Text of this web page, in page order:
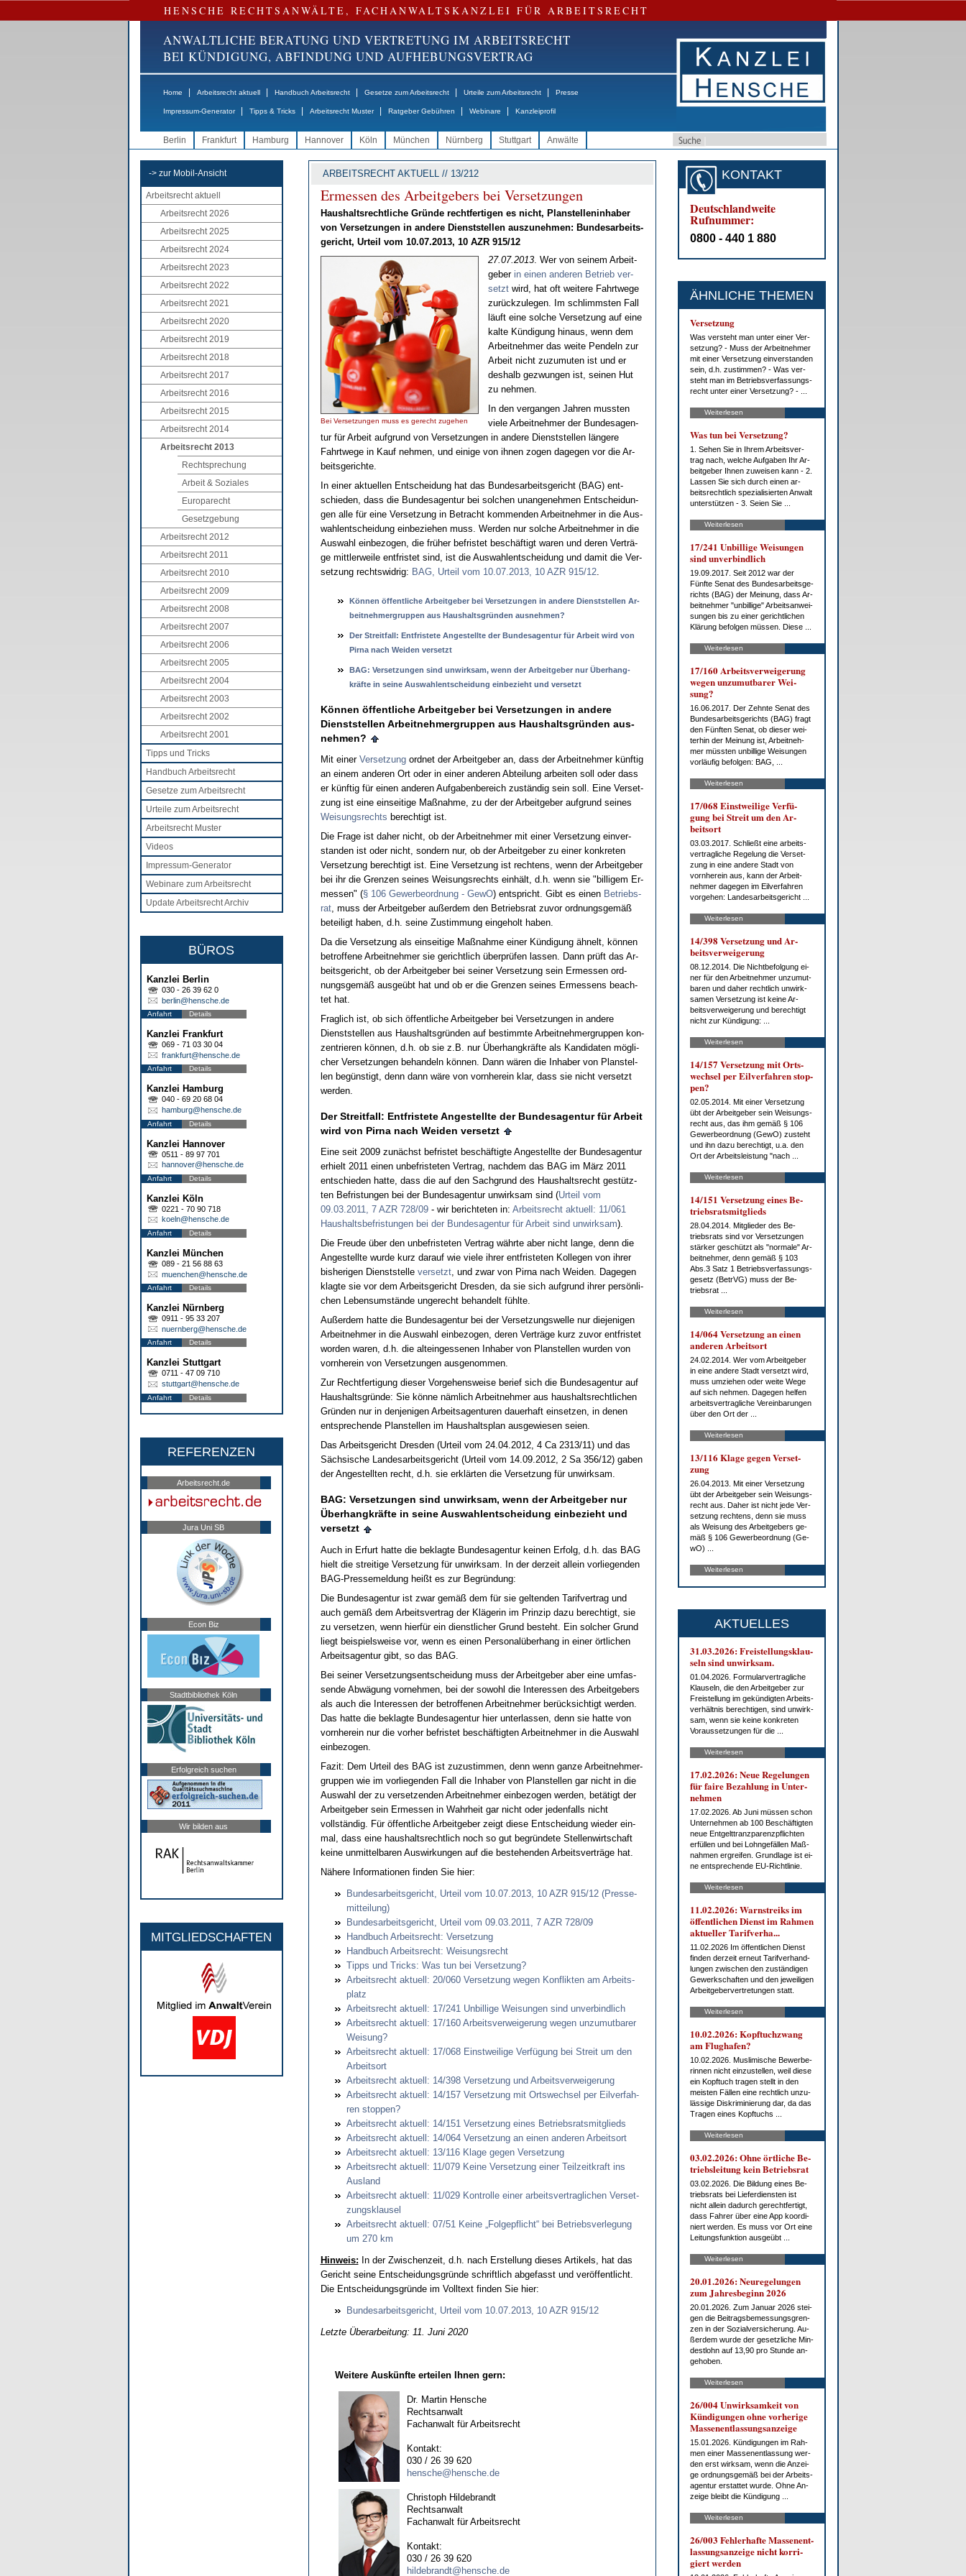
HENSCHE RECHTSANWÄLTE, FACHANWALTSKANZLEI FÜR ARBEITSRECHT
ANWALTLICHE BERATUNG UND VERTRETUNG IM ARBEITSRECHT
BEI KÜNDIGUNG, ABFINDUNG UND AUFHEBUNGSVERTRAG
Home Arbeitsrecht aktuell Handbuch Arbeitsrecht Gesetze zum Arbeitsrecht Urteile zum Arbeitsrecht Presse
Impressum-Generator Tipps & Tricks Arbeitsrecht Muster Ratgeber Gebühren Webinare Kanzleiprofil
Berlin Frankfurt Hamburg Hannover Köln München Nürnberg Stuttgart Anwälte
-> zur Mobil-Ansicht
Arbeitsrecht aktuell
Arbeitsrecht 2026
Arbeitsrecht 2025
Arbeitsrecht 2024
Arbeitsrecht 2023
Arbeitsrecht 2022
Arbeitsrecht 2021
Arbeitsrecht 2020
Arbeitsrecht 2019
Arbeitsrecht 2018
Arbeitsrecht 2017
Arbeitsrecht 2016
Arbeitsrecht 2015
Arbeitsrecht 2014
Arbeitsrecht 2013
Rechtsprechung
Arbeit & Soziales
Europarecht
Gesetzgebung
Arbeitsrecht 2012
Arbeitsrecht 2011
Arbeitsrecht 2010
Arbeitsrecht 2009
Arbeitsrecht 2008
Arbeitsrecht 2007
Arbeitsrecht 2006
Arbeitsrecht 2005
Arbeitsrecht 2004
Arbeitsrecht 2003
Arbeitsrecht 2002
Arbeitsrecht 2001
Tipps und Tricks
Handbuch Arbeitsrecht
Gesetze zum Arbeitsrecht
Urteile zum Arbeitsrecht
Arbeitsrecht Muster
Videos
Impressum-Generator
Webinare zum Arbeitsrecht
Update Arbeitsrecht Archiv
BÜROS
Kanzlei Berlin
030 - 26 39 62 0
berlin@hensche.de
Anfahrt Details
Kanzlei Frankfurt
069 - 71 03 30 04
frankfurt@hensche.de
Anfahrt Details
Kanzlei Hamburg
040 - 69 20 68 04
hamburg@hensche.de
Anfahrt Details
Kanzlei Hannover
0511 - 89 97 701
hannover@hensche.de
Anfahrt Details
Kanzlei Köln
0221 - 70 90 718
koeln@hensche.de
Anfahrt Details
Kanzlei München
089 - 21 56 88 63
muenchen@hensche.de
Anfahrt Details
Kanzlei Nürnberg
0911 - 95 33 207
nuernberg@hensche.de
Anfahrt Details
Kanzlei Stuttgart
0711 - 47 09 710
stuttgart@hensche.de
Anfahrt Details
REFERENZEN
Arbeitsrecht.de
Jura Uni SB
Econ Biz
Stadtbibliothek Köln
Erfolgreich suchen
Wir bilden aus
MITGLIEDSCHAFTEN
ARBEITSRECHT AKTUELL // 13/212
Er­mes­sen des Ar­beit­ge­bers bei Ver­set­zun­gen
Haus­halts­recht­li­che Grün­de recht­fer­ti­gen es nicht, Plan­stel­len­in­ha­ber
von Ver­set­zun­gen in an­de­re Dienst­stel­len aus­zu­neh­men: Bun­des­ar­beits­
ge­richt, Ur­teil vom 10.07.2013, 10 AZR 915/12
Bei Ver­set­zun­gen muss es ge­recht zu­ge­hen
27.07.2013. Wer von sei­nem Ar­beit­
ge­ber in ei­nen an­de­ren Be­trieb ver­
setztwird, hat oft wei­te­re Fahrt­we­ge
zu­rück­zu­le­gen. Im schlimms­ten Fall
läuft ei­ne sol­che Ver­set­zung auf ei­ne
kal­te Kün­di­gung hin­aus, wenn dem
Ar­beit­neh­mer das wei­te Pen­deln zur
Ar­beit nicht zu­zu­mu­ten ist und er
des­halb ge­zwun­gen ist, sei­nen Hut
zu neh­men.
In den ver­gan­gen Jah­ren muss­ten
vie­le Ar­beit­neh­mer der Bun­des­agen­
tur für Ar­beit auf­grund von Ver­set­zun­gen in an­de­re Dienst­stel­len län­ge­re
Fahrt­we­ge in Kauf neh­men, und ei­ni­ge von ih­nen zo­gen da­ge­gen vor die Ar­
beits­ge­rich­te.
In ei­ner ak­tu­el­len Ent­schei­dung hat das Bun­des­ar­beits­ge­richt (BAG) ent­
schie­den, dass die Bun­des­agen­tur bei sol­chen un­an­ge­neh­men Ent­schei­dun­
gen al­le für ei­ne Ver­set­zung in Be­tracht kom­men­den Ar­beit­neh­mer in die Aus­
wah­l­ent­schei­dung ein­be­zie­hen muss. Wer­den nur sol­che Ar­beit­neh­mer in die
Aus­wahl ein­be­zo­gen, die frü­her be­fris­tet be­schäf­tigt wa­ren und de­ren Ver­trä­
ge mitt­ler­wei­le ent­fris­tet sind, ist die Aus­wah­l­ent­schei­dung und da­mit die Ver­
set­zung rechts­wid­rig: BAG, Ur­teil vom 10.07.2013, 10 AZR 915/12.
Können öffent­li­che Ar­beit­ge­ber bei Ver­set­zun­gen in an­de­re Dienst­stel­len Ar­
beit­neh­mer­grup­pen aus Haus­halts­gründen aus­neh­men?
Der Streit­fall: Ent­fris­te­te An­ge­stell­te der Bun­des­agen­tur für Ar­beit wird von
Pir­na nach Wei­den ver­setzt
BAG: Ver­set­zun­gen sind un­wirk­sam, wenn der Ar­beit­ge­ber nur Über­hang­
kräfte in sei­ne Aus­wah­l­ent­schei­dung ein­be­zieht und ver­setzt
Können öffent­li­che Ar­beit­ge­ber bei Ver­set­zun­gen in an­de­re
Dienst­stel­len Ar­beit­neh­mer­grup­pen aus Haus­halts­gründen aus­
neh­men?
Mit ei­ner Ver­set­zungord­net der Ar­beit­ge­ber an, dass der Ar­beit­neh­mer künf­tig
an ei­nem an­de­ren Ort oder in ei­ner an­de­ren Ab­tei­lung ar­bei­ten soll oder dass
er künf­tig für ei­nen an­de­ren Auf­ga­ben­be­reich zuständig sein soll. Ei­ne Ver­set­
zung ist ei­ne ein­sei­ti­ge Maßnah­me, zu der der Ar­beit­ge­ber auf­grund sei­nes
Wei­sungs­rechts be­rech­tigt ist.
Die Fra­ge ist da­her nicht, ob der Ar­beit­neh­mer mit ei­ner Ver­set­zung ein­ver­
stan­den ist oder nicht, son­dern nur, ob der Ar­beit­ge­ber zu ei­ner kon­kre­ten
Ver­set­zung be­rech­tigt ist. Ei­ne Ver­set­zung ist rech­tens, wenn der Ar­beit­ge­ber
bei ihr die Gren­zen sei­nes Wei­sungs­rechts einhält, d.h. wenn sie "bil­li­gem Er­
mes­sen" (§ 106 Ge­wer­be­ord­nung - Ge­wO) ent­spricht. Gibt es ei­nen Be­triebs­
rat, muss der Ar­beit­ge­ber außer­dem den Be­triebs­rat zu­vor ord­nungs­gemäß
be­tei­ligt ha­ben, d.h. sei­ne Zu­stim­mung ein­ge­holt ha­ben.
Da die Ver­set­zung als ein­sei­ti­ge Maßnah­me ei­ner Kündi­gung ähnelt, können
be­trof­fe­ne Ar­beit­neh­mer sie ge­richt­lich über­prüfen las­sen. Dann prüft das Ar­
beits­ge­richt, ob der Ar­beit­ge­ber bei sei­ner Ver­set­zung sein Er­mes­sen ord­
nungs­gemäß aus­geübt hat und ob er die Gren­zen sei­nes Er­mes­sens be­ach­
tet hat.
Frag­lich ist, ob sich öffent­li­che Ar­beit­ge­ber bei Ver­set­zun­gen in an­de­re
Dienst­stel­len aus Haus­halts­gründen auf be­stimm­te Ar­beit­neh­mer­grup­pen kon­
zen­trie­ren können, d.h. ob sie z.B. nur Über­hang­kräfte als Kan­di­da­ten mögli­
cher Ver­set­zun­gen be­han­deln können. Dann wären die In­ha­ber von Plan­stel­
len begüns­tigt, denn dann wäre von vorn­her­ein klar, dass sie nicht ver­setzt
wer­den.
Der Streit­fall: Ent­fris­te­te An­ge­stell­te der Bun­des­agen­tur für Ar­beit
wird von Pir­na nach Wei­den ver­setzt
Ei­ne seit 2009 zunächst be­fris­tet beschäftig­te An­ge­stell­te der Bun­des­agen­tur
er­hielt 2011 ei­nen un­be­fris­te­ten Ver­trag, nach­dem das BAG im März 2011
ent­schie­den hat­te, dass die auf den Sach­grund des Haus­halts­recht gestütz­
ten Be­fris­tun­gen bei der Bun­des­agen­tur un­wirk­sam sind (Ur­teil vom
09.03.2011, 7 AZR 728/09- wir be­rich­te­ten in: Ar­beits­recht ak­tu­ell: 11/061
Haus­halts­be­fris­tun­gen bei der Bun­des­agen­tur für Ar­beit sind un­wirk­sam).
Die Freu­de über den un­be­fris­te­ten Ver­trag währ­te aber nicht lan­ge, denn die
An­ge­stell­te wur­de kurz dar­auf wie vie­le ih­rer ent­fris­te­ten Kol­le­gen von ih­rer
bis­he­ri­gen Dienst­stel­le ver­setzt, und zwar von Pir­na nach Wei­den. Da­ge­gen
klag­te sie vor dem Ar­beits­ge­richt Dres­den, da sie sich auf­grund ih­rer persönli­
chen Le­bens­umstände un­ge­recht be­han­delt fühl­te.
Außer­dem hat­te die Bun­des­agen­tur bei der Ver­set­zungs­wel­le nur die­je­ni­gen
Ar­beit­neh­mer in die Aus­wahl ein­be­zo­gen, de­ren Verträge kurz zu­vor ent­fris­tet
wor­den wa­ren, d.h. die alt­ein­ges­se­nen In­ha­ber von Plan­stel­len wur­den von
vorn­her­ein von Ver­set­zun­gen aus­ge­nom­men.
Zur Recht­fer­ti­gung die­ser Vor­ge­hens­wei­se be­rief sich die Bun­des­agen­tur auf
Haus­halts­gründe: Sie könne nämlich Ar­beit­neh­mer aus haus­halts­recht­li­chen
Gründen nur in den­je­ni­gen Ar­beits­agen­tu­ren dau­er­haft ein­set­zen, in de­nen
ent­spre­chen­de Plan­stel­len im Haus­halts­plan aus­ge­wie­sen sei­en.
Das Ar­beits­ge­richt Dres­den (Ur­teil vom 24.04.2012, 4 Ca 2313/11) und das
Säch­si­sche Lan­des­ar­beits­ge­richt (Ur­teil vom 14.09.2012, 2 Sa 356/12) ga­ben
der An­ge­stell­ten recht, d.h. sie erklärten die Ver­set­zung für un­wirk­sam.
BAG: Ver­set­zun­gen sind un­wirk­sam, wenn der Ar­beit­ge­ber nur
Über­hang­kräfte in sei­ne Aus­wah­l­ent­schei­dung ein­be­zieht und
ver­setzt
Auch in Er­furt hat­te die be­klag­te Bun­des­agen­tur kei­nen Er­folg, d.h. das BAG
hielt die strei­ti­ge Ver­set­zung für un­wirk­sam. In der der­zeit al­lein vor­lie­gen­den
BAG-Pres­se­mel­dung heißt es zur Be­gründung:
Die Bun­des­agen­tur ist zwar gemäß dem für sie gel­ten­den Ta­rif­ver­trag und
auch gemäß dem Ar­beits­ver­trag der Kläge­rin im Prin­zip da­zu be­rech­tigt, sie
zu ver­set­zen, wenn hierfür ein dienst­li­cher Grund be­steht. Ein sol­cher Grund
liegt bei­spiels­wei­se vor, wenn es ei­nen Per­so­nalüber­hang in ei­ner ört­li­chen
Ar­beits­agen­tur gibt, so das BAG.
Bei sei­ner Ver­set­zungs­ent­schei­dung muss der Ar­beit­ge­ber aber ei­ne um­fas­
sen­de Abwägung vor­neh­men, bei der so­wohl die In­ter­es­sen des Ar­beit­ge­bers
als auch die In­ter­es­sen der be­trof­fe­nen Ar­beit­neh­mer berück­sich­tigt wer­den.
Das hat­te die be­klag­te Bun­des­agen­tur hier un­ter­las­sen, denn sie hat­te von
vorn­her­ein nur die vor­her be­fris­tet beschäftig­ten Ar­beit­neh­mer in die Aus­wahl
ein­be­zo­gen.
Fa­zit: Dem Ur­teil des BAG ist zu­zu­stim­men, denn wenn gan­ze Ar­beit­neh­mer­
grup­pen wie im vor­lie­gen­den Fall die In­ha­ber von Plan­stel­len gar nicht in die
Aus­wahl der zu ver­set­zen­den Ar­beit­neh­mer ein­be­zo­gen wer­den, betätigt der
Ar­beit­ge­ber sein Er­mes­sen in Wahr­heit gar nicht oder je­den­falls nicht
vollständig. Für öffent­li­che Ar­beit­ge­ber zeigt die­se Ent­schei­dung wie­der ein­
mal, dass ei­ne haus­halts­recht­lich noch so gut be­gründe­te Stel­len­wirt­schaft
kei­ne un­mit­tel­ba­ren Aus­wir­kun­gen auf die be­ste­hen­den Ar­beits­verträge hat.
Nähe­re In­for­ma­tio­nen fin­den Sie hier:
Bun­des­ar­beits­ge­richt, Ur­teil vom 10.07.2013, 10 AZR 915/12 (Pres­se­
mit­tei­lung)
Bun­des­ar­beits­ge­richt, Ur­teil vom 09.03.2011, 7 AZR 728/09
Hand­buch Ar­beits­recht: Ver­set­zung
Hand­buch Ar­beits­recht: Wei­sungs­recht
Tipps und Tricks: Was tun bei Ver­set­zung?
Ar­beits­recht ak­tu­ell: 20/060 Ver­set­zung we­gen Kon­flik­ten am Ar­beits­
platz
Ar­beits­recht ak­tu­ell: 17/241 Un­bil­li­ge Wei­sun­gen sind un­ver­bind­lich
Ar­beits­recht ak­tu­ell: 17/160 Ar­beits­ver­wei­ge­rung we­gen un­zu­mut­ba­rer
Wei­sung?
Ar­beits­recht ak­tu­ell: 17/068 Einst­wei­li­ge Verfügung bei Streit um den
Ar­beits­ort
Ar­beits­recht ak­tu­ell: 14/398 Ver­set­zung und Ar­beits­ver­wei­ge­rung
Ar­beits­recht ak­tu­ell: 14/157 Ver­set­zung mit Orts­wech­sel per Eil­ver­fah­
ren stop­pen?
Ar­beits­recht ak­tu­ell: 14/151 Ver­set­zung ei­nes Be­triebs­rats­mit­glieds
Ar­beits­recht ak­tu­ell: 14/064 Ver­set­zung an ei­nen an­de­ren Ar­beits­ort
Ar­beits­recht ak­tu­ell: 13/116 Kla­ge ge­gen Ver­set­zung
Ar­beits­recht ak­tu­ell: 11/079 Kei­ne Ver­set­zung ei­ner Teil­zeit­kraft ins
Aus­land
Ar­beits­recht ak­tu­ell: 11/029 Kon­trol­le ei­ner ar­beits­ver­trag­li­chen Ver­set­
zungs­klau­sel
Ar­beits­recht ak­tu­ell: 07/51 Kei­ne „Fol­ge­pflicht“ bei Be­triebs­ver­le­gung
um 270 km
Hin­weis: In der Zwi­schen­zeit, d.h. nach Er­stel­lung die­ses Ar­ti­kels, hat das
Ge­richt sei­ne Ent­schei­dungs­gründe schrift­lich ab­ge­fasst und veröffent­licht.
Die Ent­schei­dungs­gründe im Voll­text fin­den Sie hier:
Bun­des­ar­beits­ge­richt, Ur­teil vom 10.07.2013, 10 AZR 915/12
Letzte Überarbeitung: 11. Juni 2020
Weitere Auskünfte erteilen Ihnen gern:
Dr. Martin Hensche
Rechtsanwalt
Fachanwalt für Arbeitsrecht
Kontakt:
030 / 26 39 620
hensche@hensche.de
Christoph Hildebrandt
Rechtsanwalt
Fachanwalt für Arbeitsrecht
Kontakt:
030 / 26 39 620
hildebrandt@hensche.de
KONTAKT
Deutschlandweite
Rufnummer:
0800 - 440 1 880
ÄHNLICHE THEMEN
Ver­set­zung
Was ver­steht man un­ter ei­ner Ver­
set­zung? - Muss der Ar­beit­neh­mer
mit ei­ner Ver­set­zung ein­ver­stan­den
sein, d.h. zu­stim­men? - Was ver­
steht man im Be­triebs­ver­fas­sungs­
recht un­ter ei­ner Ver­set­zung? - ...
Weiterlesen
Was tun bei Ver­set­zung?
1. Se­hen Sie in Ih­rem Ar­beits­ver­
trag nach, wel­che Auf­ga­ben Ihr Ar­
beit­ge­ber Ih­nen zu­wei­sen kann - 2.
Las­sen Sie sich durch ei­nen ar­
beits­recht­lich spe­zia­li­sier­ten An­walt
un­ter­stüt­zen - 3. Sei­en Sie ...
Weiterlesen
17/241 Un­bil­li­ge Wei­sun­gen
sind un­ver­bind­lich
19.09.2017. Seit 2012 war der
Fünf­te Se­nat des Bun­des­ar­beits­ge­
richts (BAG) der Mei­nung, dass Ar­
beit­neh­mer "un­bil­li­ge" Ar­beits­an­wei­
sun­gen bis zu ei­ner ge­richt­li­chen
Klä­rung be­fol­gen müs­sen. Die­se ...
Weiterlesen
17/160 Ar­beits­ver­wei­ge­rung
we­gen un­zu­mut­ba­rer Wei­
sung?
16.06.2017. Der Zehn­te Se­nat des
Bun­des­ar­beits­ge­richts (BAG) fragt
den Fünf­ten Se­nat, ob die­ser wei­
ter­hin der Mei­nung ist, Ar­beit­neh­
mer müss­ten un­bil­li­ge Wei­sun­gen
vor­läu­fig be­fol­gen: BAG, ...
Weiterlesen
17/068 Einst­wei­li­ge Ver­fü­
gung bei Streit um den Ar­
beits­ort
03.03.2017. Schließt ei­ne ar­beits­
ver­trag­li­che Re­ge­lung die Ver­set­
zung in ei­ne an­de­re Stadt von
vorn­her­ein aus, kann der Ar­beit­
neh­mer da­ge­gen im Eil­ver­fah­ren
vor­ge­hen: Lan­des­ar­beits­ge­richt ...
Weiterlesen
14/398 Ver­set­zung und Ar­
beits­ver­wei­ge­rung
08.12.2014. Die Nicht­be­fol­gung ei­
ner für den Ar­beit­neh­mer un­zu­mut­
ba­ren und da­her recht­lich un­wirk­
sa­men Ver­set­zung ist kei­ne Ar­
beits­ver­wei­ge­rung und be­rech­tigt
nicht zur Kün­di­gung: ...
Weiterlesen
14/157 Ver­set­zung mit Orts­
wech­sel per Eil­ver­fah­ren stop­
pen?
02.05.2014. Mit ei­ner Ver­set­zung
übt der Ar­beit­ge­ber sein Wei­sungs­
recht aus, das ihm ge­mäß § 106
Ge­wer­be­ord­nung (Ge­wO) zu­steht
und ihn da­zu be­rech­tigt, u.a. den
Ort der Ar­beits­leis­tung "nach ...
Weiterlesen
14/151 Ver­set­zung ei­nes Be­
triebs­rats­mit­glieds
28.04.2014. Mit­glie­der des Be­
triebs­rats sind vor Ver­set­zun­gen
stär­ker ge­schützt als "nor­ma­le" Ar­
beit­neh­mer, denn ge­mäß § 103
Abs.3 Satz 1 Be­triebs­ver­fas­sungs­
ge­setz (Be­trVG) muss der Be­
triebs­rat ...
Weiterlesen
14/064 Ver­set­zung an ei­nen
an­de­ren Ar­beits­ort
24.02.2014. Wer vom Ar­beit­ge­ber
in ei­ne an­de­re Stadt ver­setzt wird,
muss um­zie­hen oder wei­te We­ge
auf sich neh­men. Da­ge­gen hel­fen
ar­beits­ver­trag­li­che Ver­ein­ba­run­gen
über den Ort der ...
Weiterlesen
13/116 Kla­ge ge­gen Ver­set­
zung
26.04.2013. Mit ei­ner Ver­set­zung
übt der Ar­beit­ge­ber sein Wei­sungs­
recht aus. Da­her ist nicht je­de Ver­
set­zung rech­tens, denn sie muss
als Wei­sung des Ar­beit­ge­bers ge­
mäß § 106 Ge­wer­be­ord­nung (Ge­
wO) ...
Weiterlesen
AKTUELLES
31.03.2026: Frei­stel­lungs­klau­
seln sind un­wirk­sam.
01.04.2026. For­mu­lar­ver­trag­li­che
Klau­seln, die den Ar­beit­ge­ber zur
Frei­stel­lung im ge­kün­dig­ten Ar­beits­
ver­hält­nis be­rech­ti­gen, sind un­wirk­
sam, wenn sie kei­ne kon­kre­ten
Vor­aus­set­zun­gen für die ...
Weiterlesen
17.02.2026: Neue Re­ge­lun­gen
für fai­re Be­zah­lung in Un­ter­
neh­men
17.02.2026. Ab Ju­ni müs­sen schon
Un­ter­neh­men ab 100 Be­schäf­tig­ten
neue Ent­gelt­tranz­pa­renz­pflich­ten
er­fül­len und bei Lohn­ge­fäl­len Maß­
nah­men er­grei­fen. Grund­la­ge ist ei­
ne ent­spre­chen­de EU-Richt­li­nie.
Weiterlesen
11.02.2026: Warn­streiks im
öf­fent­li­chen Dienst im Rah­men
ak­tu­el­ler Ta­rif­ver­ha...
11.02.2026 Im öf­fent­li­chen Dienst
fin­den der­zeit er­neut Ta­rif­ver­hand­
lun­gen zwi­schen den zu­stän­di­gen
Ge­werk­schaf­ten und den je­wei­li­gen
Ar­beit­ge­ber­ver­tre­tun­gen statt.
Weiterlesen
10.02.2026: Kopf­tuch­zwang
am Flug­ha­fen?
10.02.2026. Mus­li­mi­sche Be­wer­be­
rin­nen nicht ein­zu­stel­len, weil die­se
ein Kopf­tuch tra­gen stellt in den
meis­ten Fäl­len ei­ne recht­lich un­zu­
läs­si­ge Dis­kri­mi­nie­rung dar, da das
Tra­gen ei­nes Kopf­tuchs ...
Weiterlesen
03.02.2026: Oh­ne ört­li­che Be­
triebs­lei­tung kein Be­triebs­rat
03.02.2026. Die Bil­dung ei­nes Be­
triebs­rats bei Lie­fer­diens­ten ist
nicht al­lein da­durch ge­recht­fer­tigt,
dass Fah­rer über ei­ne App ko­or­di­
niert wer­den. Es muss vor Ort ei­ne
Lei­tungs­funk­ti­on aus­ge­übt ...
Weiterlesen
20.01.2026: Neu­re­ge­lun­gen
zum Jah­res­be­ginn 2026
20.01.2026. Zum Ja­nu­ar 2026 stei­
gen die Bei­trags­be­mes­sungs­gren­
zen in der So­zi­al­ver­si­che­rung. Au­
ßer­dem wur­de der ge­setz­li­che Min­
dest­lohn auf 13,90 pro St­un­de an­
ge­ho­ben.
Weiterlesen
26/004 Un­wirk­sam­keit von
Kün­di­gun­gen oh­ne vor­he­ri­ge
Mas­sen­ent­las­sungs­an­zei­ge
15.01.2026. Kün­di­gun­gen im Rah­
men ei­ner Mas­sen­ent­las­sung wer­
den erst wirk­sam, wenn die An­zei­
ge ord­nungs­ge­mäß bei der Ar­beits­
agen­tur er­stat­tet wur­de. Oh­ne An­
zei­ge bleibt die Kün­di­gung ...
Weiterlesen
26/003 Feh­ler­haf­te Mas­sen­ent­
las­sungs­an­zei­ge nicht kor­ri­
giert wer­den